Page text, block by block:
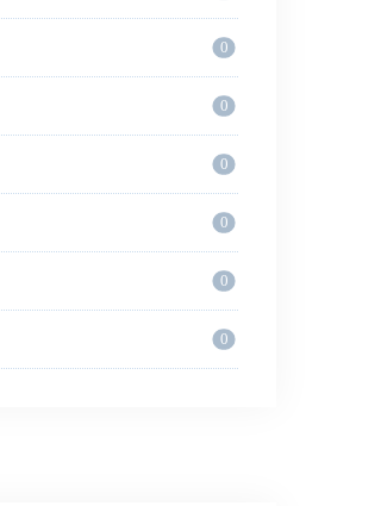
0
0
0
0
0
0